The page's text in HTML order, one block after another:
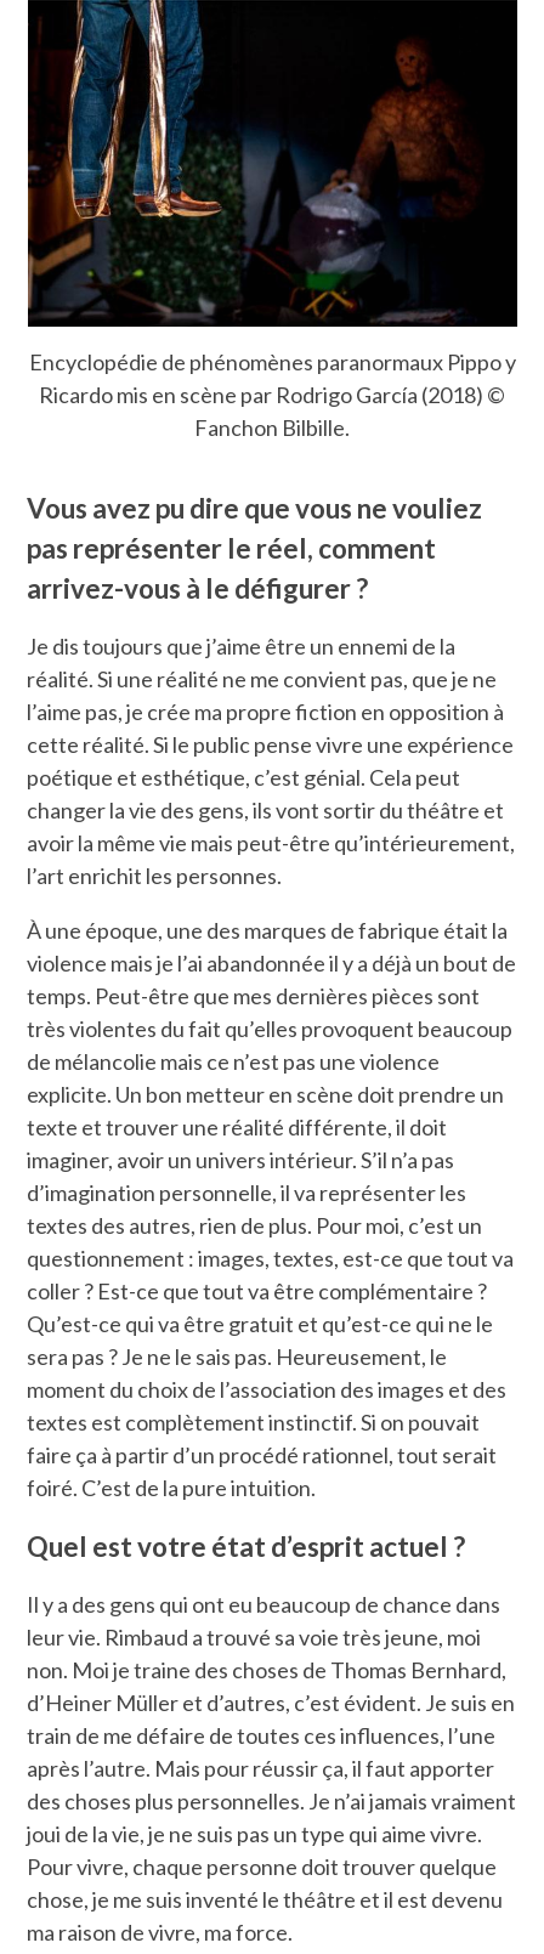
Encyclopédie de phénomènes paranormaux Pippo y
Ricardo mis en scène par Rodrigo García (2018) ©
Fanchon Bilbille.
Vous avez pu dire que vous ne vouliez
pas représenter le réel, comment
arrivez-vous à le défigurer ?
Je dis toujours que j’aime être un ennemi de la
réalité. Si une réalité ne me convient pas, que je ne
l’aime pas, je crée ma propre fiction en opposition à
cette réalité. Si le public pense vivre une expérience
poétique et esthétique, c’est génial. Cela peut
changer la vie des gens, ils vont sortir du théâtre et
avoir la même vie mais peut-être qu’intérieurement,
l’art enrichit les personnes.
À une époque, une des marques de fabrique était la
violence mais je l’ai abandonnée il y a déjà un bout de
temps. Peut-être que mes dernières pièces sont
très violentes du fait qu’elles provoquent beaucoup
de mélancolie mais ce n’est pas une violence
explicite. Un bon metteur en scène doit prendre un
texte et trouver une réalité différente, il doit
imaginer, avoir un univers intérieur. S’il n’a pas
d’imagination personnelle, il va représenter les
textes des autres, rien de plus. Pour moi, c’est un
questionnement : images, textes, est-ce que tout va
coller ? Est-ce que tout va être complémentaire ?
Qu’est-ce qui va être gratuit et qu’est-ce qui ne le
sera pas ? Je ne le sais pas. Heureusement, le
moment du choix de l’association des images et des
textes est complètement instinctif. Si on pouvait
faire ça à partir d’un procédé rationnel, tout serait
foiré. C’est de la pure intuition.
Quel est votre état d’esprit actuel ?
Il y a des gens qui ont eu beaucoup de chance dans
leur vie. Rimbaud a trouvé sa voie très jeune, moi
non. Moi je traine des choses de Thomas Bernhard,
d’Heiner Müller et d’autres, c’est évident. Je suis en
train de me défaire de toutes ces influences, l’une
après l’autre. Mais pour réussir ça, il faut apporter
des choses plus personnelles. Je n’ai jamais vraiment
joui de la vie, je ne suis pas un type qui aime vivre.
Pour vivre, chaque personne doit trouver quelque
chose, je me suis inventé le théâtre et il est devenu
ma raison de vivre, ma force.